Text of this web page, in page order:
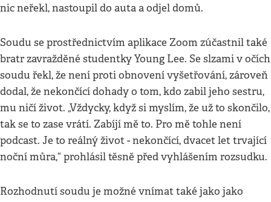
nic neřekl, nastoupil do auta a odjel domů.
Soudu se prostřednictvím aplikace Zoom zúčastnil také
bratr zavražděné studentky Young Lee. Se slzami v očích
soudu řekl, že není proti obnovení vyšetřování, zároveň
dodal, že nekončící dohady o tom, kdo zabil jeho sestru,
mu ničí život. „Vždycky, když si myslím, že už to skončilo,
tak se to zase vrátí. Zabíjí mě to. Pro mě tohle není
podcast. Je to reálný život - nekončící, dvacet let trvající
noční můra,“ prohlásil těsně před vyhlášením rozsudku.
Rozhodnutí soudu je možné vnímat také jako jako